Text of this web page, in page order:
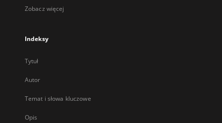
Zobacz więcej
Indeksy
Tytuł
Autor
Temat i słowa kluczowe
Opis